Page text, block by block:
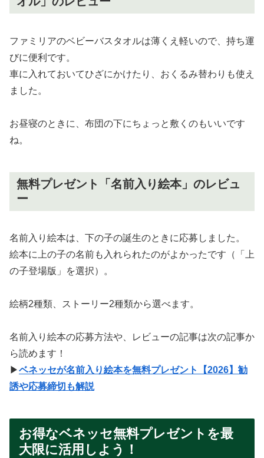
ファミリアのベビーバスタオルは薄くえ軽いので、持ち運
びに便利です。
車に入れておいてひざにかけたり、おくるみ替わりも使え
ました。
お昼寝のときに、布団の下にちょっと敷くのもいいです
ね。
無料プレゼント「名前入り絵本」のレビュ
ー
名前入り絵本は、下の子の誕生のときに応募しました。
絵本に上の子の名前も入れられたのがよかったです（「上
の子登場版」を選択）。
絵柄2種類、ストーリー2種類から選べます。
名前入り絵本の応募方法や、レビューの記事は次の記事か
ら読めます！
▶ベネッセが名前入り絵本を無料プレゼント【2026】勧
誘や応募締切も解説
お得なベネッセ無料プレゼントを最
大限に活用しよう！